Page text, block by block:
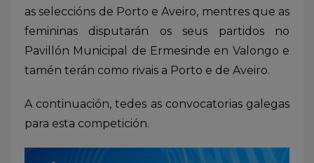
as seleccións de Porto e Aveiro, mentres que as
femininas disputarán os seus partidos no
Pavillón Municipal de Ermesinde en Valongo e
tamén terán como rivais a Porto e de Aveiro.
A continuación, tedes as convocatorias galegas
para esta competición.